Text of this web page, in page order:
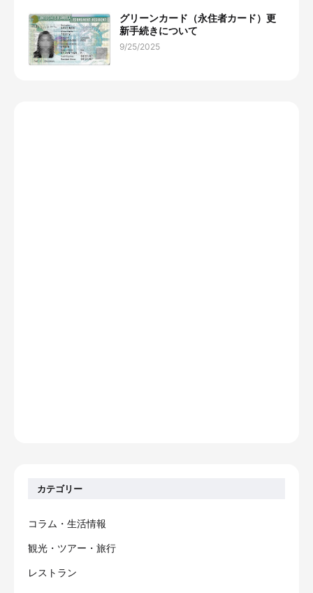
グリーンカード（永住者カード）更
新手続きについて
9/25/2025
カテゴリー
コラム・生活情報
観光・ツアー・旅行
レストラン